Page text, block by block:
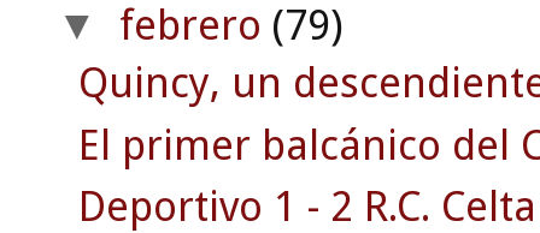
▼ febrero (79)
Quincy, un
El primer balcánico del
Deportivo 1 - 2 R.C. Celta